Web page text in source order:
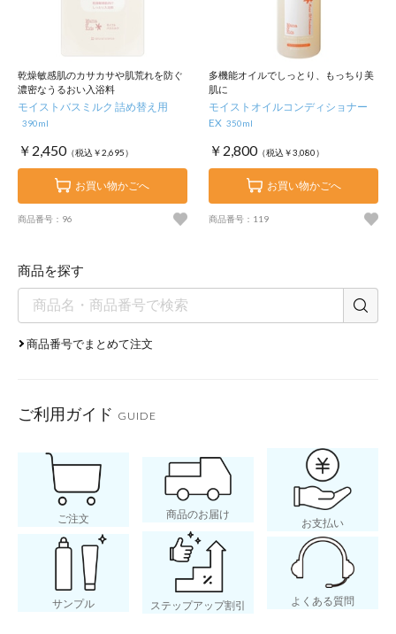
乾燥敏感肌のカサカサや肌荒れを防ぐ
濃密なうるおい入浴料
モイストバスミルク 詰め替え用
390ml
￥2,450（税込￥2,695）
お買い物かごへ
商品番号：96
多機能オイルでしっとり、もっちり美
肌に
モイストオイルコンディショナー
EX 350ml
￥2,800（税込￥3,080）
お買い物かごへ
商品番号：119
商品を探す
商品番号でまとめて注文
ご利用ガイド GUIDE
ご注文 商品のお届け
お支払い
サンプル ステップアップ割引 よくある質問